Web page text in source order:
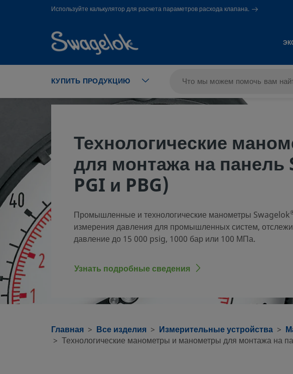
text.skipToContent
text.skipToNavigationИспользуйте калькулятор для расчета параметров расхода клапана.
КУПИТЬ ПРОДУКЦИЮ
Технологические
для монтажа на панель
PGI и PBG)
Промышленные и технологические манометры Swagelok
измерения давления для промышленных систем,
давление до 15 000 psig, 1000 бар или 100 МПа.
Узнать подробные сведения
Главная Все изделия Измерительные устройства
Технологические манометры и манометры для монтажа на